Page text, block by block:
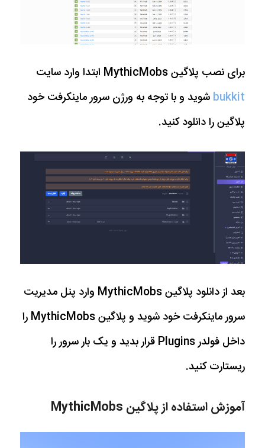
برای نصب پلاگین MythicMobs ابتدا وارد سایت
bukkit شوید و با توجه به ورژن سرور ماینکرفت خود
پلاگین را دانلود کنید.
بعد از دانلود پلاگین MythicMobs وارد پنل مدیریت
سرور ماینکرفت خود شوید و پلاگین MythicMobs را
داخل فولدر Plugins قرار بدید و یک بار سرور را
ریستارت کنید.
آموزش استفاده از پلاگین MythicMobs